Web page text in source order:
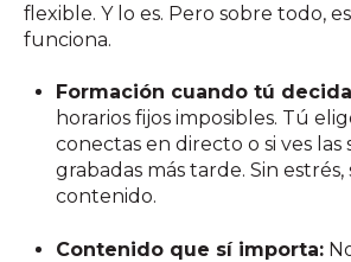
flexible. Y lo es. Pero sobre todo,
funciona.
Formación cuando tú
horarios fijos imposibles. Tú
conectas en directo o si ves las
grabadas más tarde. Sin
contenido.
Contenido que sí importa: